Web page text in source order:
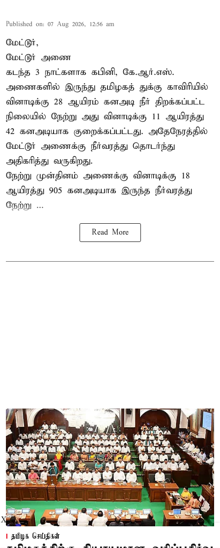
Published on: 07 Aug 2026, 12:56 am
மேட்டூர்,
மேட்டூர் அணை
கடந்த 3 நாட்களாக கபினி, கே.ஆர்.எஸ்.
அணைகளில் இருந்து தமிழகத் துக்கு காவிரியில்
வினாடிக்கு 28 ஆயிரம் கனஅடி நீர் திறக்கப்பட்ட
நிலையில் நேற்று அது வினாடிக்கு 11 ஆயிரத்து
42 கனஅடியாக குறைக்கப்பட்டது. அதேநேரத்தில்
மேட்டூர் அணைக்கு நீர்வரத்து தொடர்ந்து
அதிகரித்து வருகிறது.
நேற்று முன்தினம் அணைக்கு வினாடிக்கு 18
ஆயிரத்து 905 கனஅடியாக இருந்த நீர்வரத்து
நேற்று ...
Read More
தமிழக செய்திகள்
X